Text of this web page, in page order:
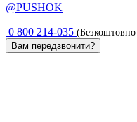
@PUSHOK
0 800 214-035 (Безкоштовно
Вам передзвонити?